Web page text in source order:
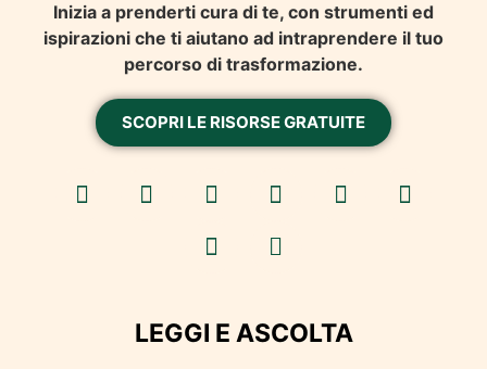
Inizia a prenderti cura di te, con strumenti ed
ispirazioni che ti aiutano ad intraprendere il tuo
percorso di trasformazione.
SCOPRI LE RISORSE GRATUITE
LEGGI E ASCOLTA